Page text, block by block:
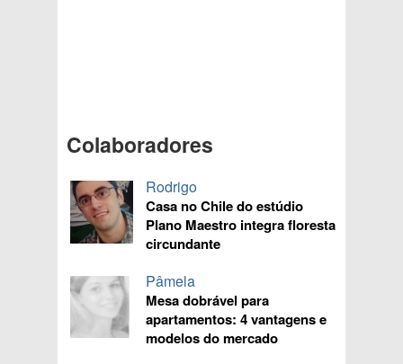
Colaboradores
Rodrigo
Casa no Chile do estúdio
Plano Maestro integra floresta
circundante
Pâmela
Mesa dobrável para
apartamentos: 4 vantagens e
modelos do mercado